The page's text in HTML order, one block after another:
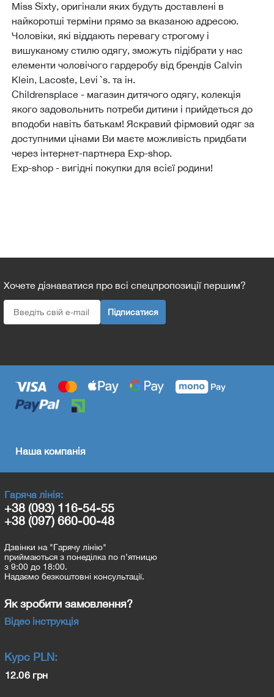
Miss Sixty, оригінали яких будуть доставлені в
найкоротші терміни прямо за вказаною адресою.
Чоловіки, які віддають перевагу строгому і
вишуканому стилю одягу, зможуть підібрати у нас
елементи чоловічого гардеробу від брендів Calvin
Klein, Lacoste, Levi `s. та ін.
Childrensplace - магазин дитячого одягу, колекція
якого задовольнить потреби дитини і прийдеться до
вподоби навіть батькам! Яскравий фірмовий одяг за
доступними цінами Ви маєте можливість придбати
через інтернет-партнера Еxp-shop.
Еxp-shop - вигідні покупки для всієї родини!
Хочете дізнаватися про всі спецпропозиції першим?
Підписатися
Наша компанія
Гаряча лінія:
+38 (093) 116-54-55
+38 (097) 660-00-48
Дзвінки на "Гарячу лінію"
приймаються з понеділка по п’ятницю
з 9:00 до 18:00.
Надаємо безкоштовні консультації.
Як зробити замовлення?
Відео інструкція
Курс PLN:
12.06 грн